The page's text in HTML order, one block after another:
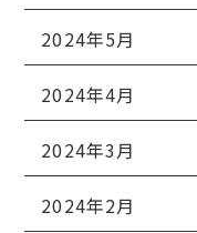
2024年5月
2024年4月
2024年3月
2024年2月